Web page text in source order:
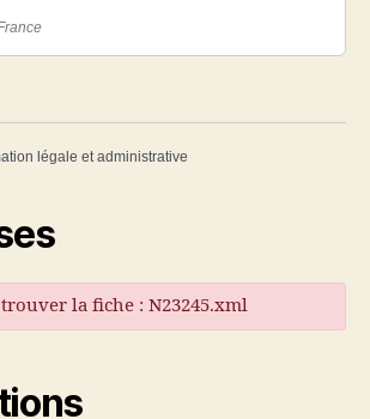
légale et administrative
la fiche : N23245.xml